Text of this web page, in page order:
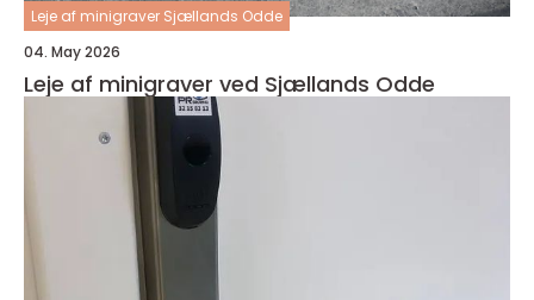
Leje af minigraver Sjællands Odde
04. May 2026
Leje af minigraver ved Sjællands Odde